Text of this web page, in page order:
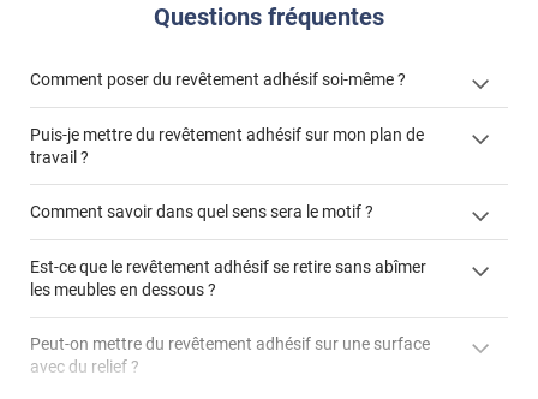
Questions fréquentes
Comment poser du revêtement adhésif soi-même ?
« Comment poser un revêtement adhésif ? »
Puis-je mettre du revêtement adhésif sur mon plan de
travail ?
"Peut-on installer du
Comment savoir dans quel sens sera le motif ?
Est-ce que le revêtement adhésif se retire sans abîmer
les meubles en dessous ?
Peut-on mettre du revêtement adhésif sur une surface
avec du relief ?